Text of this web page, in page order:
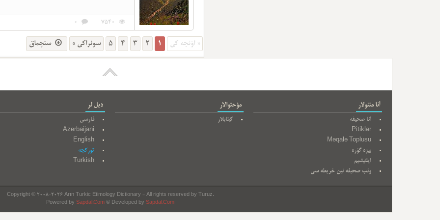
7540
0
« اؤنجه کی 1
2
3
4
5 سونراکی » سئچماق
دیل لر
فارسی
Azerbaijani
English
تورکجه
Turkish
مؤحتوالار
کیتابلار
آنا مئنولار
آنا صحیفه
Pitiklər
Məqalə Toplusu
بیزه گؤره
ایلتیشیم
وئب صحیفه نین خریطه سی
Copyright © 2008-2026 Arın Turkic Etimology Dictionary - All rights reserved by Turuz.
Powered by Sapdal.Com© Developed by Sapdal.Com